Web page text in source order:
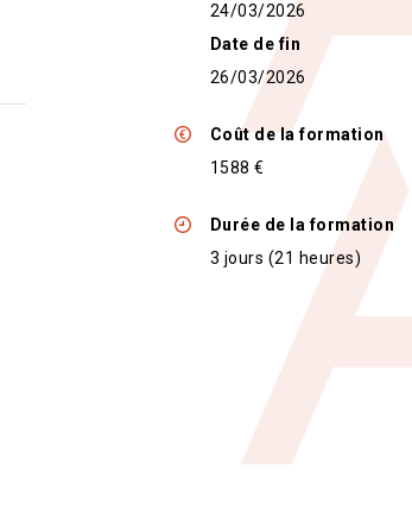
24/03/2026
Date de fin
26/03/2026
Coût de la formation
1588 €
Durée de la formation
3 jours (21 heures)